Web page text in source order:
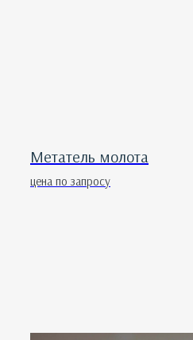
Метатель молота
цена по запросу